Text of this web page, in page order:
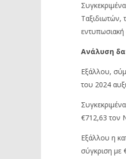
Ταξιδιωτών,
εντυπωσιακή
Ανάλυση
Εξάλλου,
του 2024
€712,63 τον
Εξάλλου η
σύγκριση με